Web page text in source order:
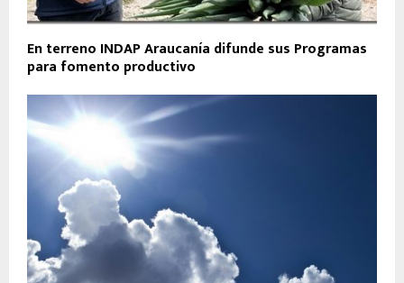
En terreno INDAP Araucanía difunde sus Programas
para fomento productivo